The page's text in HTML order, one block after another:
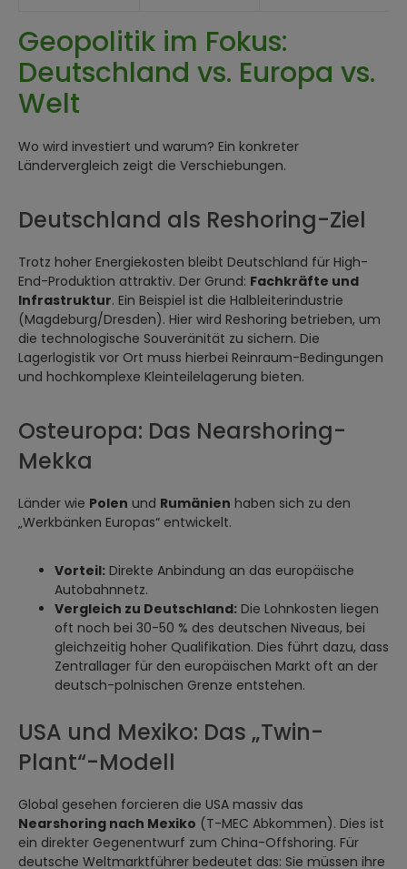
Geopolitik im Fokus:
Deutschland vs. Europa vs.
Welt
Wo wird investiert und warum? Ein konkreter
Ländervergleich zeigt die Verschiebungen.
Deutschland als Reshoring-Ziel
Trotz hoher Energiekosten bleibt Deutschland für High-
End-Produktion attraktiv. Der Grund: Fachkräfte und
Infrastruktur. Ein Beispiel ist die Halbleiterindustrie
(Magdeburg/Dresden). Hier wird Reshoring betrieben, um
die technologische Souveränität zu sichern. Die
Lagerlogistik vor Ort muss hierbei Reinraum-Bedingungen
und hochkomplexe Kleinteilelagerung bieten.
Osteuropa: Das Nearshoring-
Mekka
Länder wie Polen und Rumänien haben sich zu den
„Werkbänken Europas“ entwickelt.
Vorteil: Direkte Anbindung an das europäische
Autobahnnetz.
Vergleich zu Deutschland: Die Lohnkosten liegen
oft noch bei 30-50 % des deutschen Niveaus, bei
gleichzeitig hoher Qualifikation. Dies führt dazu, dass
Zentrallager für den europäischen Markt oft an der
deutsch-polnischen Grenze entstehen.
USA und Mexiko: Das „Twin-
Plant“-Modell
Global gesehen forcieren die USA massiv das
Nearshoring nach Mexiko (T-MEC Abkommen). Dies ist
ein direkter Gegenentwurf zum China-Offshoring. Für
deutsche Weltmarktführer bedeutet das: Sie müssen ihre